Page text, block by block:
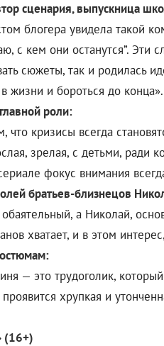
сценария, выпускница
блогера увидела такой
с кем они останутся”. Эти
сюжеты, так и родилась
жизни и бороться до конца».
роли:
кризисы всегда
зрелая, с детьми, ради
фокус внимания
братьев-близнецов
а Николай,
хватает, и в этом
— это трудоголик,
хрупкая и
(16+)